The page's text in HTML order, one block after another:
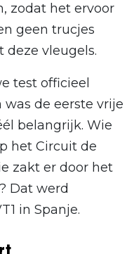
zodat het ervoor
geen trucjes
vleugels.
test officieel
de eerste vrije
belangrijk. Wie
het Circuit de
zakt er door het
Dat werd
in Spanje.